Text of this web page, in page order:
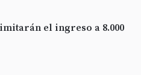
el ingreso a 8.000